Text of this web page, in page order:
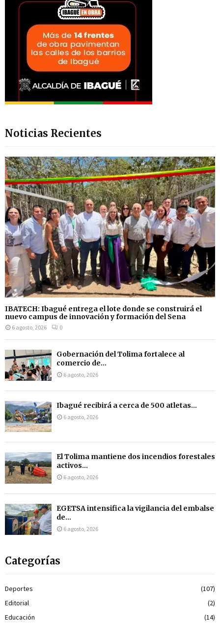
Noticias Recientes
IBATECH: Ibagué entrega el lote donde se construirá el
nuevo campus de innovación y formación del Sena
6 agosto, 2026 0
Gobernación del Tolima fortalece al
comercio de...
6 agosto, 2026
Ibagué recibirá a cerca de 500 atletas...
6 agosto, 2026
El Tolima mantiene dos incendios forestales
activos...
6 agosto, 2026
EGETSA intensifica la vigilancia del embalse
de...
6 agosto, 2026
Categorías
Deportes
(107)
Editorial
(2)
Educación
(14)